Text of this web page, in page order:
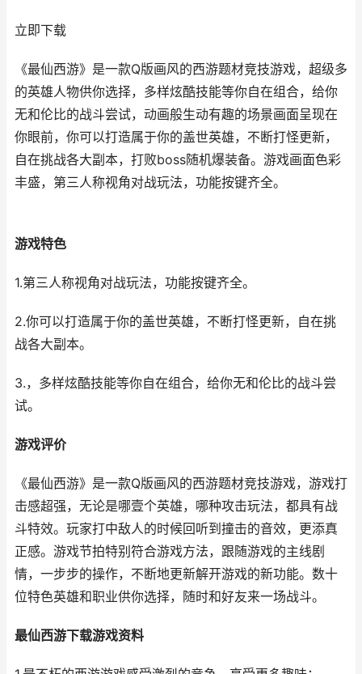
立即下载
《最仙西游》是一款Q版画风的西游题材竞技游戏，超级多
的英雄人物供你选择，多样炫酷技能等你自在组合，给你
无和伦比的战斗尝试，动画般生动有趣的场景画面呈现在
你眼前，你可以打造属于你的盖世英雄，不断打怪更新，
自在挑战各大副本，打败boss随机爆装备。游戏画面色彩
丰盛，第三人称视角对战玩法，功能按键齐全。
游戏特色
1.第三人称视角对战玩法，功能按键齐全。
2.你可以打造属于你的盖世英雄，不断打怪更新，自在挑
战各大副本。
3.，多样炫酷技能等你自在组合，给你无和伦比的战斗尝
试。
游戏评价
《最仙西游》是一款Q版画风的西游题材竞技游戏，游戏打
击感超强，无论是哪壹个英雄，哪种攻击玩法，都具有战
斗特效。玩家打中敌人的时候回听到撞击的音效，更添真
正感。游戏节拍特别符合游戏方法，跟随游戏的主线剧
情，一步步的操作，不断地更新解开游戏的新功能。数十
位特色英雄和职业供你选择，随时和好友来一场战斗。
最仙西游下载游戏资料